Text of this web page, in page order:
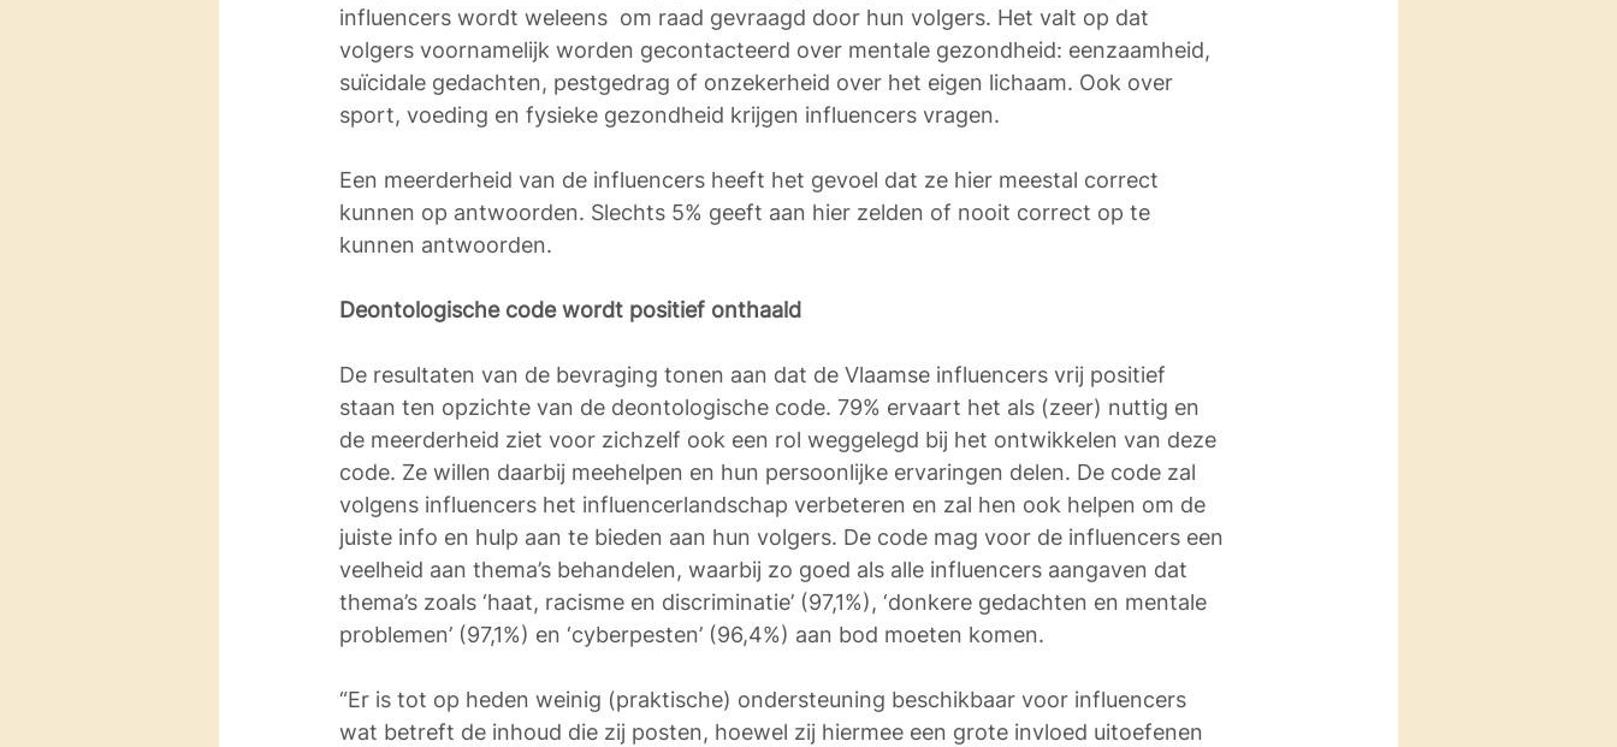
influencers wordt weleens  om raad gevraagd door hun volgers. Het valt op dat
volgers voornamelijk worden gecontacteerd over mentale gezondheid: eenzaamheid,
suïcidale gedachten, pestgedrag of onzekerheid over het eigen lichaam. Ook over
sport, voeding en fysieke gezondheid krijgen influencers vragen.
Een meerderheid van de influencers heeft het gevoel dat ze hier meestal correct
kunnen op antwoorden. Slechts 5% geeft aan hier zelden of nooit correct op te
kunnen antwoorden.
Deontologische code wordt positief onthaald
De resultaten van de bevraging tonen aan dat de Vlaamse influencers vrij positief
staan ten opzichte van de deontologische code. 79% ervaart het als (zeer) nuttig en
de meerderheid ziet voor zichzelf ook een rol weggelegd bij het ontwikkelen van deze
code. Ze willen daarbij meehelpen en hun persoonlijke ervaringen delen. De code zal
volgens influencers het influencerlandschap verbeteren en zal hen ook helpen om de
juiste info en hulp aan te bieden aan hun volgers. De code mag voor de influencers een
veelheid aan thema’s behandelen, waarbij zo goed als alle influencers aangaven dat
thema’s zoals ‘haat, racisme en discriminatie’ (97,1%), ‘donkere gedachten en mentale
problemen’ (97,1%) en ‘cyberpesten’ (96,4%) aan bod moeten komen.
“Er is tot op heden weinig (praktische) ondersteuning beschikbaar voor influencers
wat betreft de inhoud die zij posten, hoewel zij hiermee een grote invloed uitoefenen